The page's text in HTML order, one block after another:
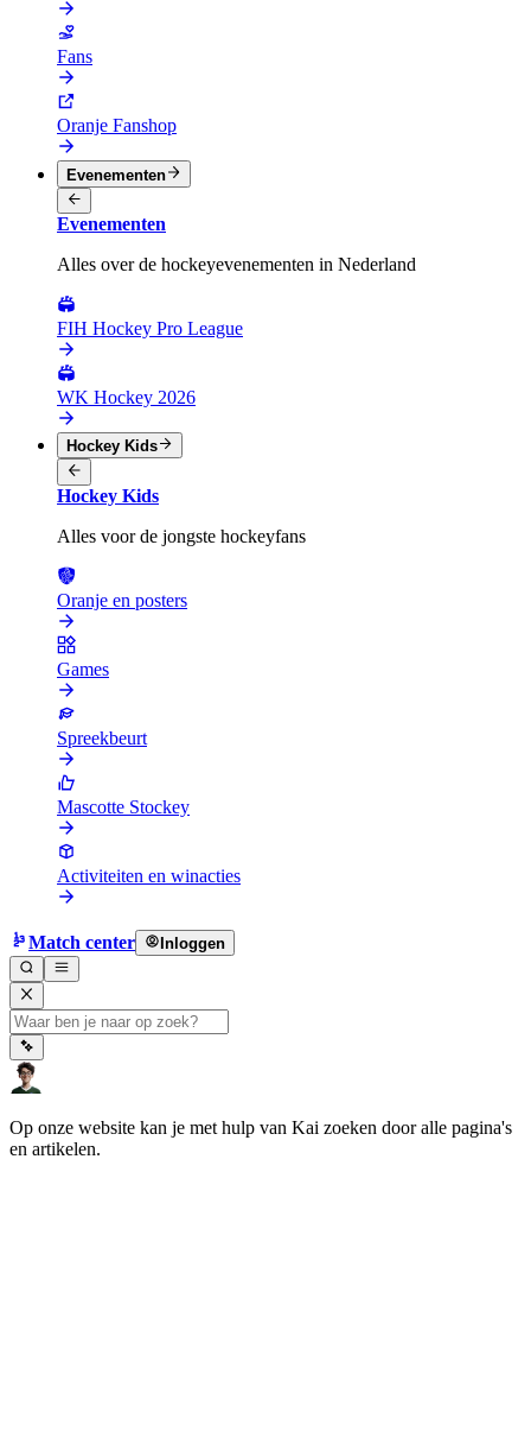
Fans
Oranje Fanshop
Evenementen
Evenementen
Alles over de hockeyevenementen in Nederland
FIH Hockey Pro League
WK Hockey 2026
Hockey Kids
Hockey Kids
Alles voor de jongste hockeyfans
Oranje en posters
Games
Spreekbeurt
Mascotte Stockey
Activiteiten en winacties
Match center Inloggen
Op onze website kan je met hulp van Kai zoeken door alle pagina's
en artikelen.